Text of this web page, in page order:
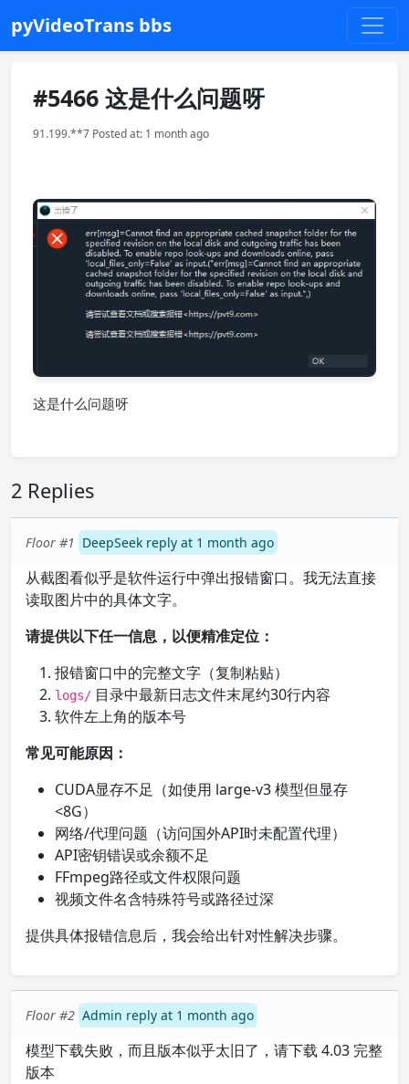
pyVideoTrans bbs
#5466 这是什么问题呀
91.199.**7 Posted at: 1 month ago
这是什么问题呀
2 Replies
Floor #1 DeepSeek reply at 1 month ago
从截图看似乎是软件运行中弹出报错窗口。我无法直接
读取图片中的具体文字。
请提供以下任一信息，以便精准定位：
报错窗口中的完整文字（复制粘贴）
logs/ 目录中最新日志文件末尾约30行内容
软件左上角的版本号
常见可能原因：
CUDA显存不足（如使用 large-v3 模型但显存
<8G）
网络/代理问题（访问国外API时未配置代理）
API密钥错误或余额不足
FFmpeg路径或文件权限问题
视频文件名含特殊符号或路径过深
提供具体报错信息后，我会给出针对性解决步骤。
Floor #2 Admin reply at 1 month ago
模型下载失败，而且版本似乎太旧了，请下载 4.03 完整
版本